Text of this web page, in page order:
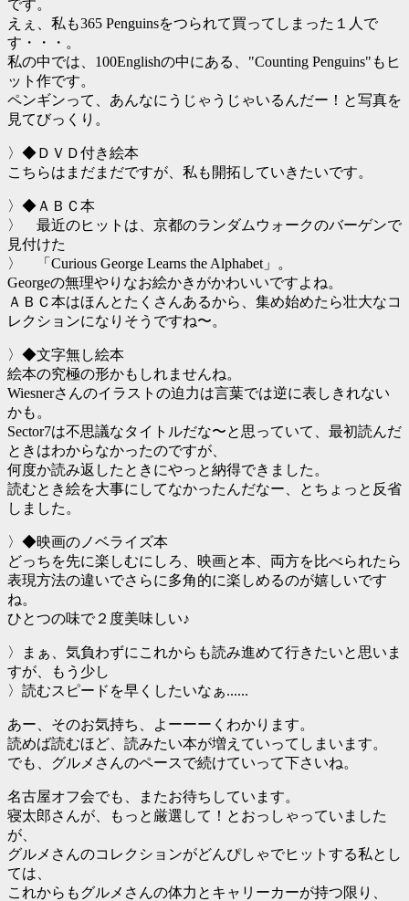
です。
えぇ、私も365 Penguinsをつられて買ってしまった１人で
す・・・。
私の中では、100Englishの中にある、"Counting Penguins"もヒ
ット作です。
ペンギンって、あんなにうじゃうじゃいるんだー！と写真を
見てびっくり。
〉◆ＤＶＤ付き絵本
こちらはまだまだですが、私も開拓していきたいです。
〉◆ＡＢＣ本
〉 最近のヒットは、京都のランダムウォークのバーゲンで
見付けた
〉 「Curious George Learns the Alphabet」。
Georgeの無理やりなお絵かきがかわいいですよね。
ＡＢＣ本はほんとたくさんあるから、集め始めたら壮大なコ
レクションになりそうですね〜。
〉◆文字無し絵本
絵本の究極の形かもしれませんね。
Wiesnerさんのイラストの迫力は言葉では逆に表しきれない
かも。
Sector7は不思議なタイトルだな〜と思っていて、最初読んだ
ときはわからなかったのですが、
何度か読み返したときにやっと納得できました。
読むとき絵を大事にしてなかったんだなー、とちょっと反省
しました。
〉◆映画のノベライズ本
どっちを先に楽しむにしろ、映画と本、両方を比べられたら
表現方法の違いでさらに多角的に楽しめるのが嬉しいです
ね。
ひとつの味で２度美味しい♪
〉まぁ、気負わずにこれからも読み進めて行きたいと思いま
すが、もう少し
〉読むスピードを早くしたいなぁ......
あー、そのお気持ち、よーーーくわかります。
読めば読むほど、読みたい本が増えていってしまいます。
でも、グルメさんのペースで続けていって下さいね。
名古屋オフ会でも、またお待ちしています。
寝太郎さんが、もっと厳選して！とおっしゃっていました
が、
グルメさんのコレクションがどんぴしゃでヒットする私とし
ては、
これからもグルメさんの体力とキャリーカーが持つ限り、